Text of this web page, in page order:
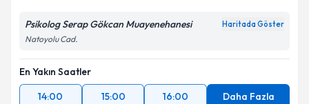
Psikolog Serap Gökcan Muayenehanesi Haritada Göster
Natoyolu Cad.
En Yakın Saatler
14:00
15:00 16:00 Daha Fazla